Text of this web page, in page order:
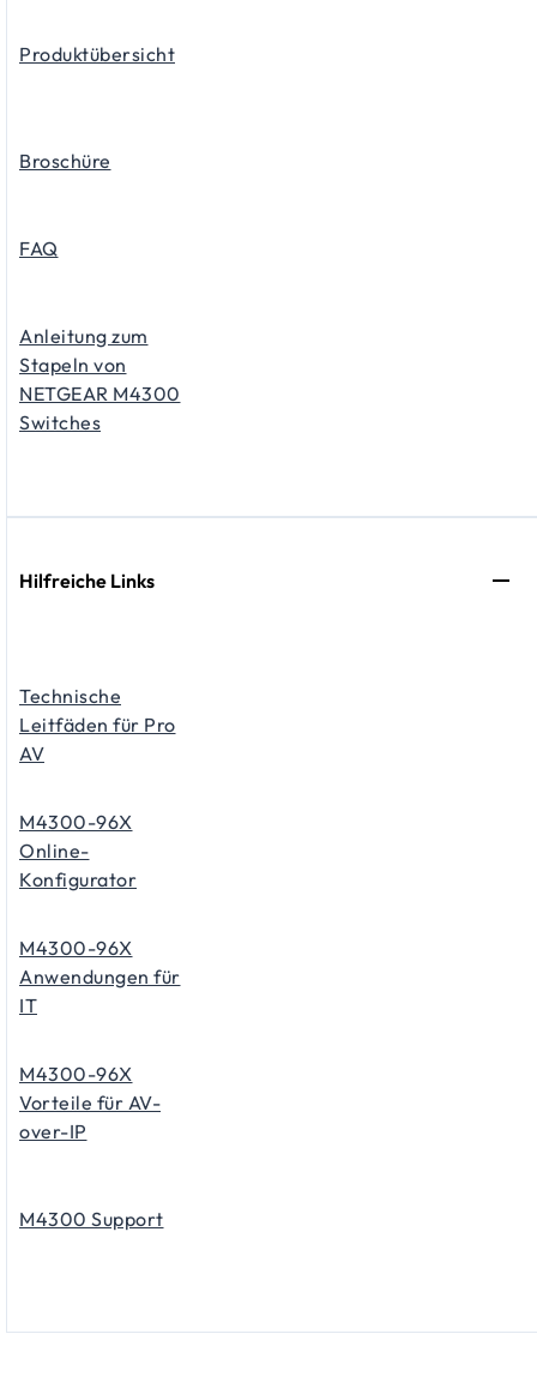
Produktübersicht
Broschüre
FAQ
Anleitung zum
Stapeln von
NETGEAR M4300
Switches
Hilfreiche Links
Technische
Leitfäden für Pro
AV
M4300-96X
Online-
Konfigurator
M4300-96X
Anwendungen für
IT
M4300-96X
Vorteile für AV-
over-IP
M4300 Support